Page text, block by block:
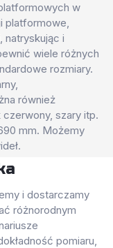
w
platformowe,
natryskując i
wiele różnych
rozmiary.
również
szary itp.
mm. Możemy
i dostarczamy
różnorodnym
pomiaru,